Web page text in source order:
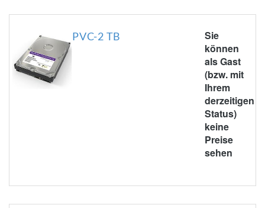
PVC-2 TB
Sie
können
als Gast
(bzw. mit
Ihrem
derzeitigen
Status)
keine
Preise
sehen